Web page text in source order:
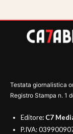
Testata giornalistica
Registro Stampa n. 1
Editore: C7
P.IVA: